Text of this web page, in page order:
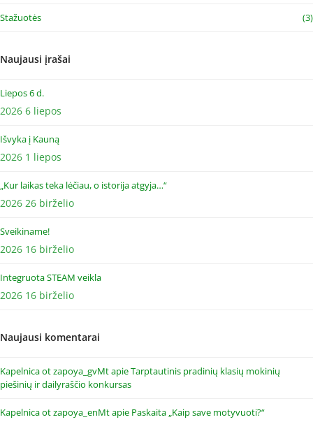
Stažuotės (3)
Naujausi įrašai
Liepos 6 d.
2026 6 liepos
Išvyka į Kauną
2026 1 liepos
„Kur laikas teka lėčiau, o istorija atgyja…“
2026 26 birželio
Sveikiname!
2026 16 birželio
Integruota STEAM veikla
2026 16 birželio
Naujausi komentarai
Kapelnica ot zapoya_gvMtapieTarptautinis pradinių klasių mokinių
piešinių ir dailyraščio konkursas
Kapelnica ot zapoya_enMtapie Paskaita „Kaip save motyvuoti?“